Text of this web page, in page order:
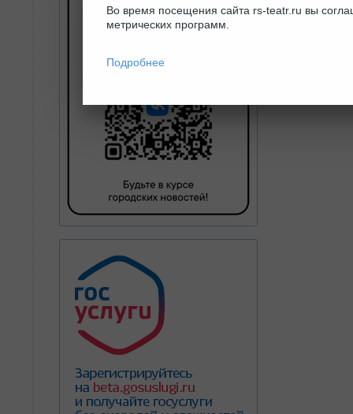
Во время посещения сайта rs-teatr.ru вы
метрических программ.
Подробнее